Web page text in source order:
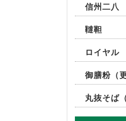
信州二八
韃靼
ロイヤル
御膳粉（
丸抜そば